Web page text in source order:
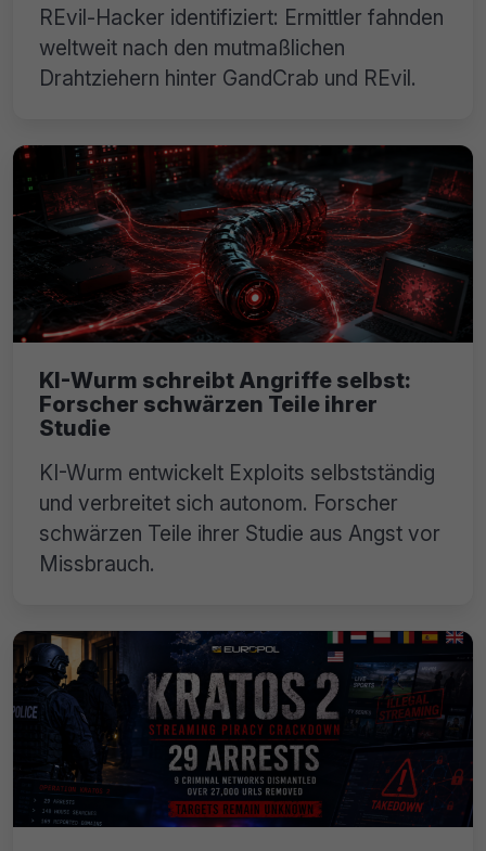
REvil-Hacker identifiziert: Ermittler fahnden
weltweit nach den mutmaßlichen
Drahtziehern hinter GandCrab und REvil.
KI-Wurm schreibt Angriffe selbst:
Forscher schwärzen Teile ihrer
Studie
KI-Wurm entwickelt Exploits selbstständig
und verbreitet sich autonom. Forscher
schwärzen Teile ihrer Studie aus Angst vor
Missbrauch.